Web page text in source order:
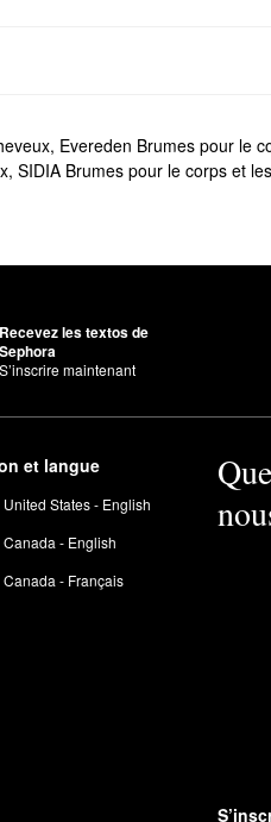
, Evereden Brumes pour le
, SIDIA Brumes pour le corps et
Recevez les textos de
Sephora
S’inscrire maintenant
et langue
United States - English
Canada - English
Canada - Français